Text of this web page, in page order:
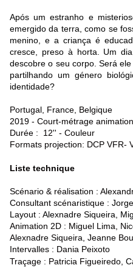
Após um estranho e
emergido da terra, como se
menino, e a criança é
cresce, preso à horta. Um
descobre o seu corpo. Será
partilhando um género
identidade?
Portugal, France, Belgique
2019 - Court-métrage
Durée : 12'' - Couleur
Formats projection: DCP VFR-
Liste technique
Scénario & réalisation :
Consultant scénaristique :
Layout : Alexnadre Siqueira,
Animation 2D : Miguel Lima,
Alexnadre Siqueira, Jeanne
Intervalles : Dania Peixoto
Traçage : Patricia Figueiredo,